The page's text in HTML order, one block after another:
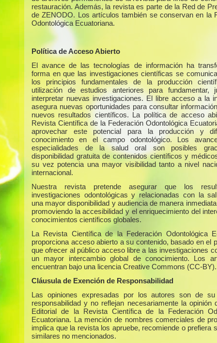
restauración. Además, la revista es parte de la Red de
de ZENODO. Los artículos también se conservan en la
Odontológica Ecuatoriana.
Política de Acceso Abierto
El avance de las tecnologías de información ha
forma en que las investigaciones científicas se
los principios fundamentales de la producción
utilización de estudios anteriores para fundamentar,
interpretar nuevas investigaciones. El libre acceso a la
asegura nuevas oportunidades para consultar
nuevos resultados científicos. La política de acceso
Revista Científica de la Federación Odontológica
aprovechar este potencial para la producción y
conocimiento en el campo odontológico. Los
especialidades de la salud oral son posibles
disponibilidad gratuita de contenidos científicos y
su vez potencia una mayor visibilidad tanto a nivel
internacional.
Nuestra revista pretende asegurar que los
investigaciones odontológicas y relacionadas con la
una mayor disponibilidad y audiencia de manera
promoviendo la accesibilidad y el enriquecimiento del
conocimientos científicos globales.
La Revista Científica de la Federación Odontológica
proporciona acceso abierto a su contenido, basado en el
que ofrecer al público acceso libre a las investigaciones
un mayor intercambio global de conocimiento. Los
encuentran bajo una licencia Creative Commons (CC-BY).
Cláusula de Exención de Responsabilidad
Las opiniones expresadas por los autores son de su
responsabilidad y no reflejan necesariamente la opinión
Editorial de la Revista Científica de la Federación
Ecuatoriana. La mención de nombres comerciales de
implica que la revista los apruebe, recomiende o prefiera
similares no mencionados.